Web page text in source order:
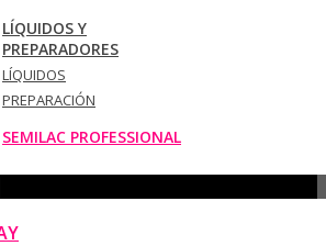
LÍQUIDOS Y
PREPARADORES
LÍQUIDOS
PREPARACIÓN
SEMILAC PROFESSIONAL